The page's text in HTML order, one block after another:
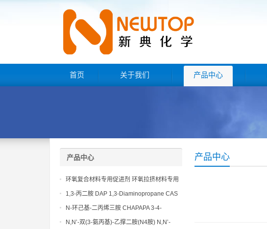
首页 关于我们 产品中心
产品中心
产品中心
环氧复合材料专用促进剂 环氧拉挤材料专用
促进剂 NT EP 120
1,3-丙二胺 DAP 1,3-Diaminopropane CAS
No 109-76-2
N-环己基-二丙烯三胺 CHAPAPA 3-4-
Methoxypropylamine CAS No:5332-73-0
N,N’-双(3-氨丙基)-乙撑二胺(N4胺) N,N’-